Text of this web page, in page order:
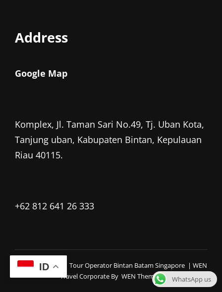
Address
Google Map
Komplex, Jl. Taman Sari No.49, Tj. Uban Kota,
Tanjung uban, Kabupaten Bintan, Kepulauan
Riau 40115.
+62 812 641 26 333
Copyright © 2026 Tour Operator Bintan Batam Singapore | WEN
Travel Corporate By WEN Themes
ID
WhatsApp us